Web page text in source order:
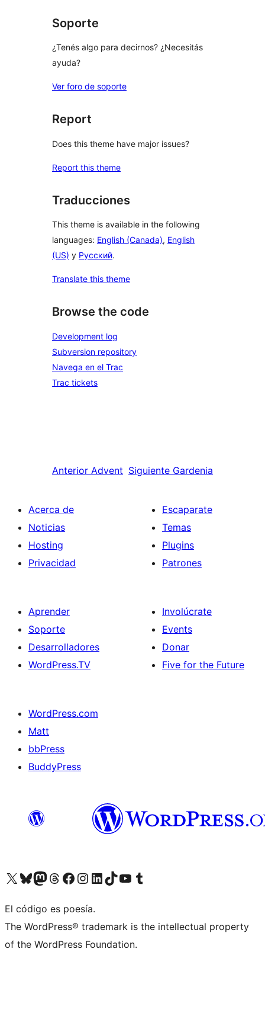
Soporte
¿Tenés algo para decirnos? ¿Necesitás
ayuda?
Ver foro de soporte
Report
Does this theme have major issues?
Report this theme
Traducciones
This theme is available in the following
languages: English (Canada), English
(US) y Русский.
Translate this theme
Browse the code
Development log
Subversion repository
Navega en el Trac
Trac tickets
Anterior Advent Siguiente Gardenia
Acerca de
Noticias
Hosting
Privacidad
Escaparate
Temas
Plugins
Patrones
Aprender
Soporte
Desarrolladores
WordPress.TV
Involúcrate
Events
Donar
Five for the Future
WordPress.com
Matt
bbPress
BuddyPress
Visit our X (formerly Twitter) account
Visit our Bluesky account
Visita nuestra cuenta de Twitter
Visit our Threads account
Visita nuestra página de Facebook
Visite nuestra cuenta de Instagram
Visit our LinkedIn account
Visit our TikTok account
Visit our YouTube channel
Visit our Tumblr account
El código es poesía.
The WordPress® trademark is the intellectual property
of the WordPress Foundation.